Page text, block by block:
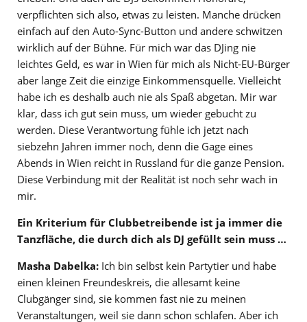
verpflichten sich also, etwas zu leisten. Manche drücken
einfach auf den Auto-Sync-Button und andere schwitzen
wirklich auf der Bühne. Für mich war das DJing nie
leichtes Geld, es war in Wien für mich als Nicht-EU-Bürger
aber lange Zeit die einzige Einkommensquelle. Vielleicht
habe ich es deshalb auch nie als Spaß abgetan. Mir war
klar, dass ich gut sein muss, um wieder gebucht zu
werden. Diese Verantwortung fühle ich jetzt nach
siebzehn Jahren immer noch, denn die Gage eines
Abends in Wien reicht in Russland für die ganze Pension.
Diese Verbindung mit der Realität ist noch sehr wach in
mir.
Ein Kriterium für Clubbetreibende ist ja immer die
Tanzfläche, die durch dich als DJ gefüllt sein muss …
Masha Dabelka: Ich bin selbst kein Partytier und habe
einen kleinen Freundeskreis, die allesamt keine
Clubgänger sind, sie kommen fast nie zu meinen
Veranstaltungen, weil sie dann schon schlafen. Aber ich